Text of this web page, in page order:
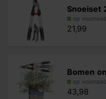
Snoeiset
op voorraad
21,99
Bomen
op voorraad
43,98